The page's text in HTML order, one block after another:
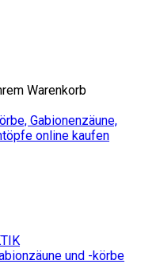
Warenkorb
und -körbe